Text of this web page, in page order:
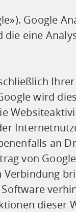
Google
eine
Ihrer
wird
an
von Google
dieser